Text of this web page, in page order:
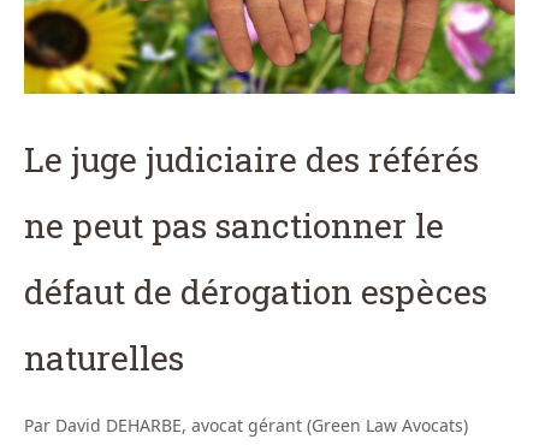
Le juge judiciaire des référés
ne peut pas sanctionner le
défaut de dérogation espèces
naturelles
Par David DEHARBE, avocat gérant (Green Law Avocats)